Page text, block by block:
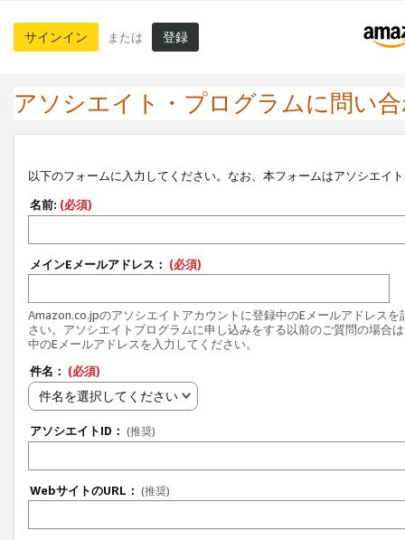
サインイン または 登録
アソシエイト・プログラムに問い
以下のフォームに入力してください。なお、本フォームはアソシエイ
名前: (必須)
メインEメールアドレス： (必須)
Amazon.co.jpのアソシエイトアカウントに登録中のEメールアドレスを
さい。アソシエイトプログラムに申し込みをする以前のご質問の場合
中のEメールアドレスを入力してください。
件名： (必須)
件名を選択してください
アソシエイトID： (推奨)
WebサイトのURL： (推奨)